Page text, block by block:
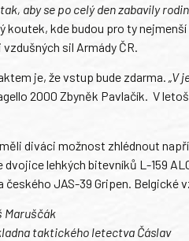
aby se po celý den zabavily
koutek, kde budou pro ty
sil Armády ČR.
je, že vstup bude zdarma. „V
2000 Zbyněk Pavlačík. V
měli diváci možnost zhlédnout
dvojice lehkých bitevníků L-159
českého JAS-39 Gripen. Belgické
Maruščák
taktického letectva Čáslav